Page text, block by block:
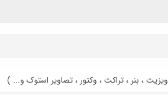
، بنر ، تراکت ، وکتور ، تصاویر استوک و... )